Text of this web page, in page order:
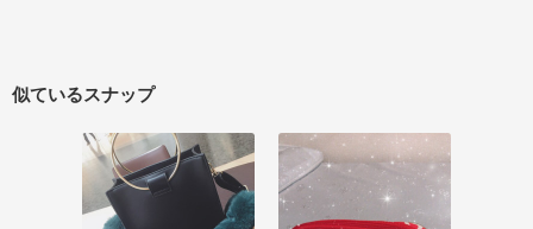
似ているスナップ